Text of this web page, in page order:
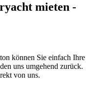
mieten -
können Sie einfach Ihre
uns umgehend zurück.
von uns.